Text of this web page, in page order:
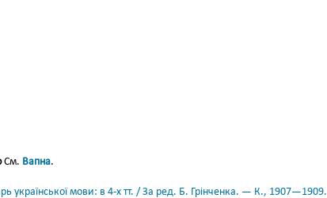
См. Вапна.
української мови: в 4-х тт. / За ред. Б. Грінченка. — К., 1907—1909.